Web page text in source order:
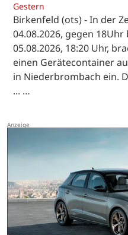
Gestern
Birkenfeld (ots) - In der
04.08.2026, gegen
05.08.2026, 18:20 Uhr,
einen Gerätecontainer
in Niederbrombach ein.
... …